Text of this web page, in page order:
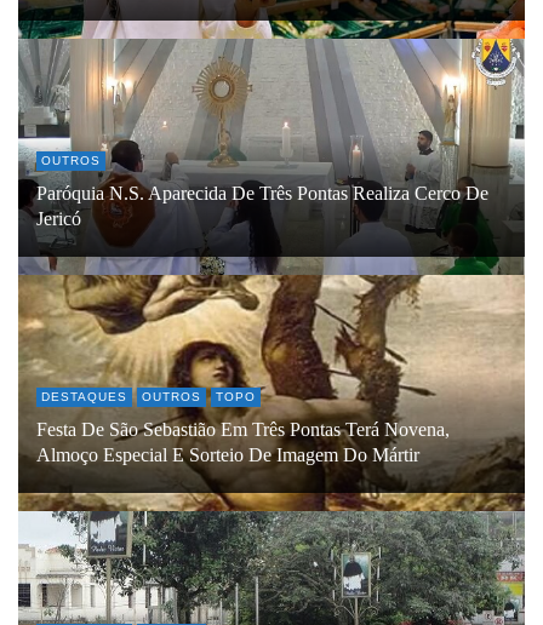
OUTROS
Paróquia N.S. Aparecida De Três Pontas Realiza Cerco De
Jericó
DESTAQUES OUTROS TOPO
Festa De São Sebastião Em Três Pontas Terá Novena,
Almoço Especial E Sorteio De Imagem Do Mártir